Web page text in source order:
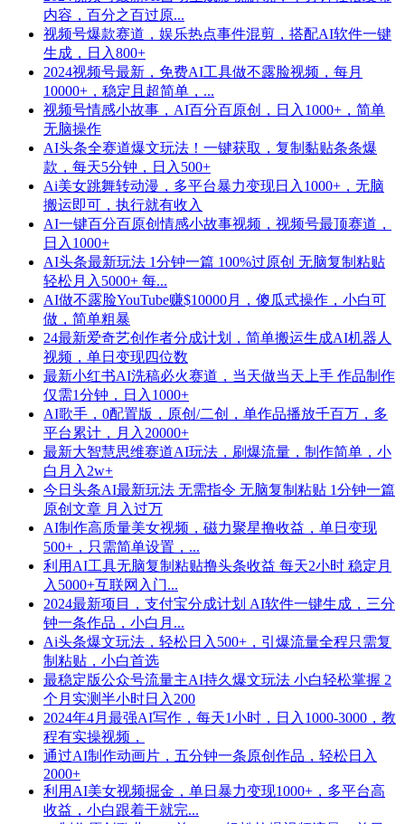
内容，百分之百过原...
视频号爆款赛道，娱乐热点事件混剪，搭配AI软件一键
生成，日入800+
2024视频号最新，免费AI工具做不露脸视频，每月
10000+，稳定且超简单，...
视频号情感小故事，AI百分百原创，日入1000+，简单
无脑操作
AI头条全赛道爆文玩法！一键获取，复制黏贴条条爆
款，每天5分钟，日入500+
Ai美女跳舞转动漫，多平台暴力变现日入1000+，无脑
搬运即可，执行就有收入
AI一键百分百原创情感小故事视频，视频号最顶赛道，
日入1000+
AI头条最新玩法 1分钟一篇 100%过原创 无脑复制粘贴
轻松月入5000+ 每...
AI做不露脸YouTube赚$10000月，傻瓜式操作，小白可
做，简单粗暴
24最新爱奇艺创作者分成计划，简单搬运生成AI机器人
视频，单日变现四位数
最新小红书AI洗稿必火赛道，当天做当天上手 作品制作
仅需1分钟，日入1000+
AI歌手，0配置版，原创/二创，单作品播放千百万，多
平台累计，月入20000+
最新大智慧思维赛道AI玩法，刷爆流量，制作简单，小
白月入2w+
今日头条AI最新玩法 无需指令 无脑复制粘贴 1分钟一篇
原创文章 月入过万
AI制作高质量美女视频，磁力聚星撸收益，单日变现
500+，只需简单设置，...
利用AI工具无脑复制粘贴撸头条收益 每天2小时 稳定月
入5000+互联网入门...
2024最新项目，支付宝分成计划 AI软件一键生成，三分
钟一条作品，小白月...
Ai头条爆文玩法，轻松日入500+，引爆流量全程只需复
制粘贴，小白首选
最稳定版公众号流量主AI持久爆文玩法 小白轻松掌握 2
个月实测半小时日入200
2024年4月最强AI写作，每天1小时，日入1000-3000，教
程有实操视频，
通过AI制作动画片，五分钟一条原创作品，轻松日入
2000+
利用AI美女视频掘金，单日暴力变现1000+，多平台高
收益，小白跟着干就完...